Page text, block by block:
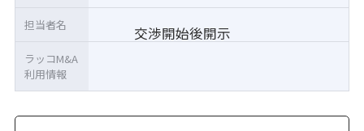
交渉開始後開示
担当者名
ラッコM&A
利用情報